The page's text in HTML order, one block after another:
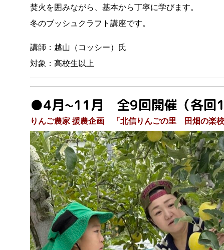
焚火を囲みながら、基本から丁寧に学びます。
冬のブッシュクラフト講座です。
講師：越山（コッシー）氏
対象：高校生以上
●4月~11月 全9回開催（各回
りんご農家 援農企画 「北信りんごの里 田畑の楽